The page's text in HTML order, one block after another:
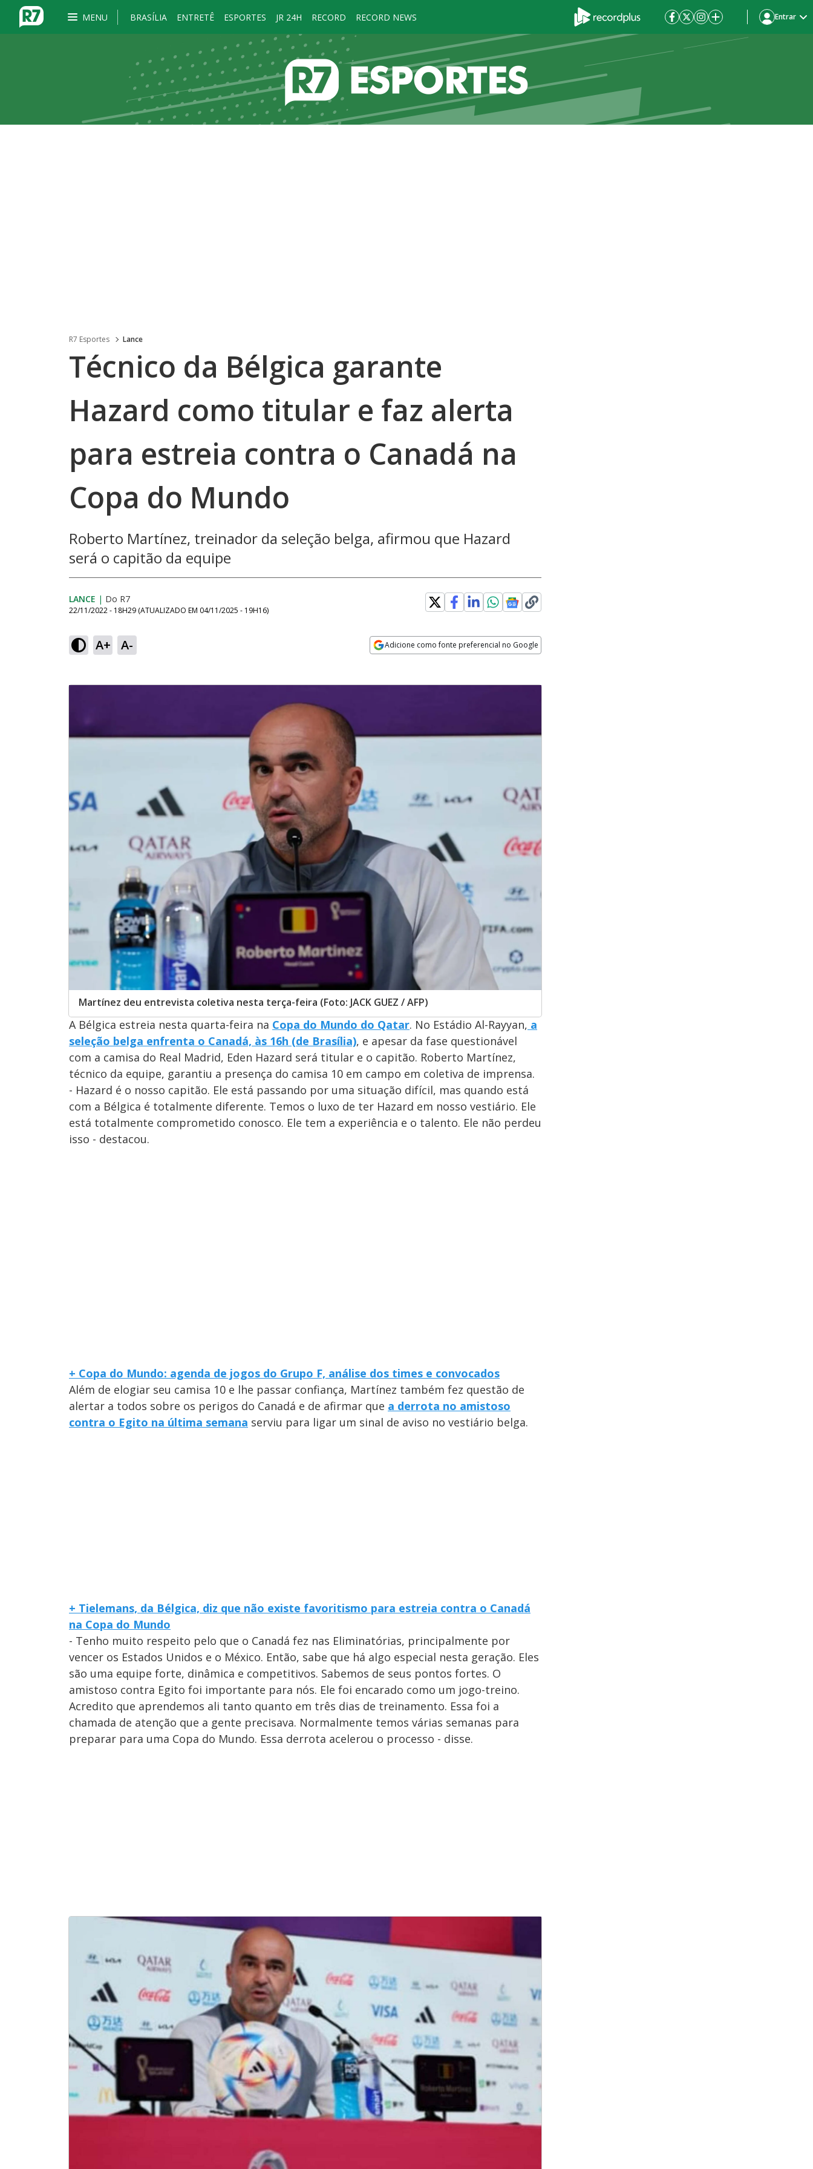
MENU BRASÍLIA ENTRETÊ ESPORTES JR 24H RECORD RECORD NEWS Entrar
R7 Esportes Lance
Técnico da Bélgica garante
Hazard como titular e faz alerta
para estreia contra o Canadá na
Copa do Mundo
Roberto Martínez, treinador da seleção belga, afirmou que Hazard
será o capitão da equipe
LANCE | Do R7
22/11/2022 - 18H29 (ATUALIZADO EM 04/11/2025 - 19H16)
A+ A- Adicione como fonte preferencial no Google
Martínez deu entrevista coletiva nesta terça-feira (Foto: JACK GUEZ / AFP)
A Bélgica estreia nesta quarta-feira na Copa do Mundo do Qatar. No Estádio Al-Rayyan, a
seleção belga enfrenta o Canadá, às 16h (de Brasília), e apesar da fase questionável
com a camisa do Real Madrid, Eden Hazard será titular e o capitão. Roberto Martínez,
técnico da equipe, garantiu a presença do camisa 10 em campo em coletiva de imprensa.
- Hazard é o nosso capitão. Ele está passando por uma situação difícil, mas quando está
com a Bélgica é totalmente diferente. Temos o luxo de ter Hazard em nosso vestiário. Ele
está totalmente comprometido conosco. Ele tem a experiência e o talento. Ele não perdeu
isso - destacou.
+ Copa do Mundo: agenda de jogos do Grupo F, análise dos times e convocados
Além de elogiar seu camisa 10 e lhe passar confiança, Martínez também fez questão de
alertar a todos sobre os perigos do Canadá e de afirmar que a derrota no amistoso
contra o Egito na última semana serviu para ligar um sinal de aviso no vestiário belga.
+ Tielemans, da Bélgica, diz que não existe favoritismo para estreia contra o Canadá
na Copa do Mundo
- Tenho muito respeito pelo que o Canadá fez nas Eliminatórias, principalmente por
vencer os Estados Unidos e o México. Então, sabe que há algo especial nesta geração. Eles
são uma equipe forte, dinâmica e competitivos. Sabemos de seus pontos fortes. O
amistoso contra Egito foi importante para nós. Ele foi encarado como um jogo-treino.
Acredito que aprendemos ali tanto quanto em três dias de treinamento. Essa foi a
chamada de atenção que a gente precisava. Normalmente temos várias semanas para
preparar para uma Copa do Mundo. Essa derrota acelerou o processo - disse.